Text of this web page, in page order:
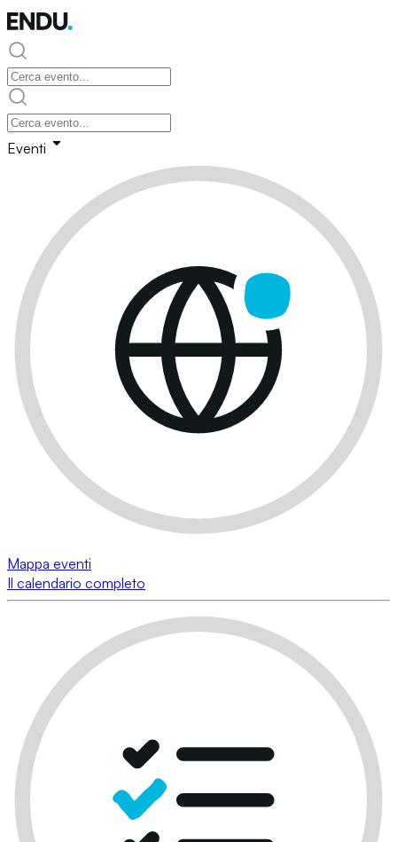
Eventi
Mappa eventi
Il calendario completo